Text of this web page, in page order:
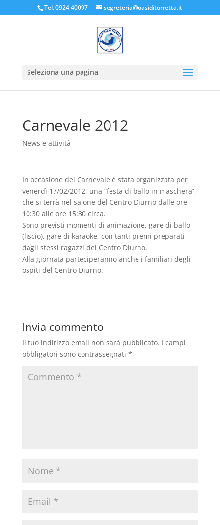
Tel. 0924 40097 segreteria@oasiditorretta.it
Seleziona una pagina
Carnevale 2012
News e attività
In occasione del Carnevale è stata organizzata per
venerdì 17/02/2012, una “festa di ballo in maschera”,
che si terrà nel salone del Centro Diurno dalle ore
10:30 alle ore 15:30 circa.
Sono previsti momenti di animazione, gare di ballo
(liscio), gare di karaoke, con tanti premi preparati
dagli stessi ragazzi del Centro Diurno.
Alla giornata parteciperanno anche i familiari degli
ospiti del Centro Diurno.
Invia commento
Il tuo indirizzo email non sarà pubblicato. I campi
obbligatori sono contrassegnati *